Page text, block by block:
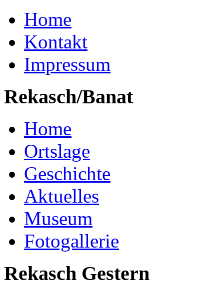
Home
Kontakt
Impressum
Rekasch/Banat
Home
Ortslage
Geschichte
Aktuelles
Museum
Fotogallerie
Rekasch Gestern